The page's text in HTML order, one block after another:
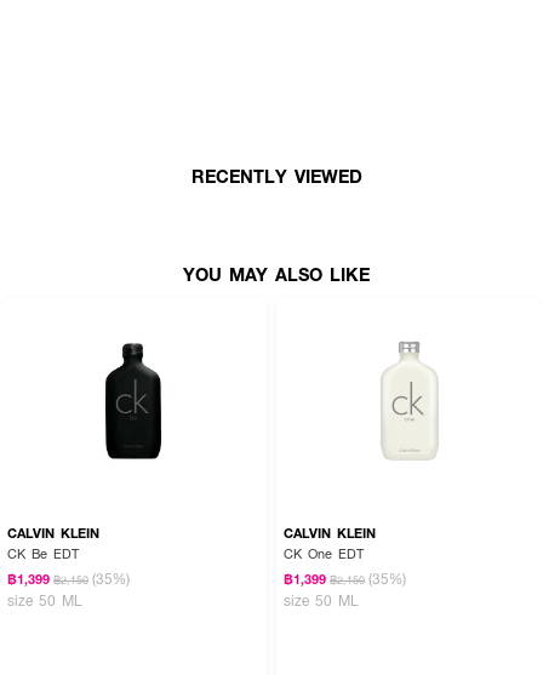
● สามารถจัดการกลิ่นอับ กลิ่นอาหาร และระงับกลิ่นเหงื่อได้ที่กวนใจได้ทันทีด้วย
เทคโนโลยี Odor-Clear
RECENTLY VIEWED
YOU MAY ALSO LIKE
CALVIN KLEIN
CK Be EDT
฿1,399 ฿2,150 (35%)
size 50 ML
CALVIN KLEIN
CK One EDT
฿1,399 ฿2,150 (35%)
size 50 ML